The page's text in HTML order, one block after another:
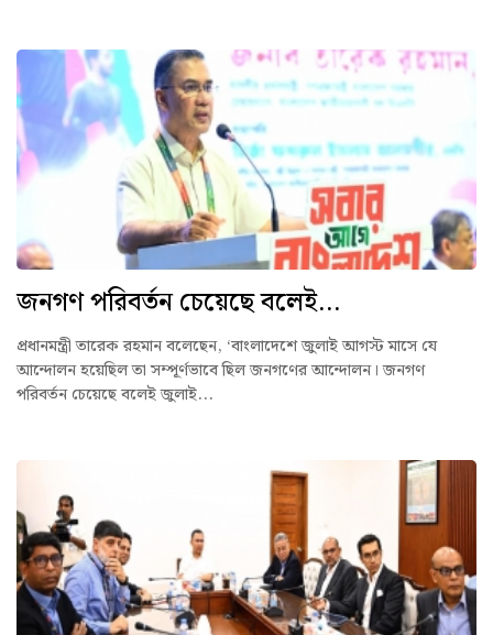
জনগণ পরিবর্তন চেয়েছে বলেই...
প্রধানমন্ত্রী তারেক রহমান বলেছেন, ‘বাংলাদেশে জুলাই আগস্ট মাসে যে
আন্দোলন হয়েছিল তা সম্পূর্ণভাবে ছিল জনগণের আন্দোলন। জনগণ
পরিবর্তন চেয়েছে বলেই জুলাই...